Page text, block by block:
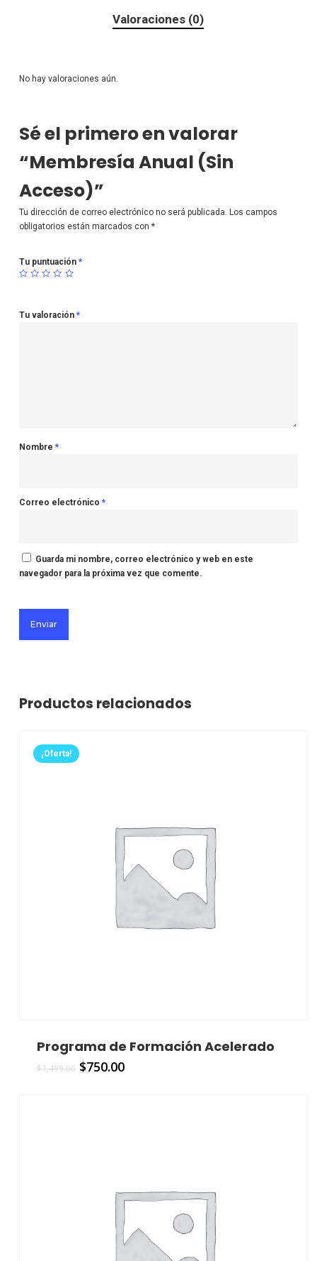
Valoraciones (0)
No hay valoraciones aún.
Sé el primero en valorar
“Membresía Anual (Sin
Acceso)”
Tu dirección de correo electrónico no será publicada. Los campos
obligatorios están marcados con *
Tu puntuación *
Tu valoración *
Nombre *
Correo electrónico *
Guarda mi nombre, correo electrónico y web en este
navegador para la próxima vez que comente.
Productos relacionados
¡Oferta!
Programa de Formación Acelerado
$1,499.00 $750.00